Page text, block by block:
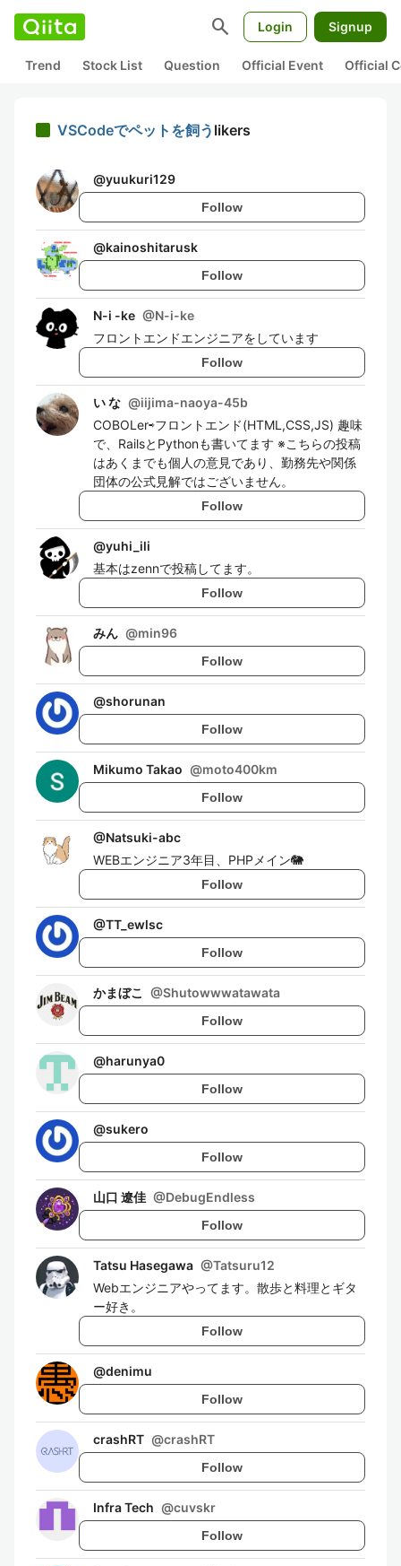
search Login Signup
Trend Stock List Question Official Event Official
VSCodeでペットを飼う likers
@yuukuri129
Follow
@kainoshitarusk
Follow
N-i -ke @N-i-ke
フロントエンドエンジニアをしています
Follow
い な @iijima-naoya-45b
COBOLer⇨フロントエンド(HTML,CSS,JS) 趣味
で、RailsとPythonも書いてます ※こちらの投稿
はあくまでも個人の意見であり、勤務先や関係
団体の公式見解ではございません。
Follow
@yuhi_ili
基本はzennで投稿してます。
Follow
みん @min96
Follow
@shorunan
Follow
Mikumo Takao @moto400km
Follow
@Natsuki-abc
WEBエンジニア3年目、PHPメイン🐘
Follow
@TT_ewlsc
Follow
かまぼこ @Shutowwwatawata
Follow
@harunya0
Follow
@sukero
Follow
山口 遼佳 @DebugEndless
Follow
Tatsu Hasegawa @Tatsuru12
Webエンジニアやってます。散歩と料理とギタ
ー好き。
Follow
@denimu
Follow
crashRT @crashRT
Follow
Infra Tech @cuvskr
Follow